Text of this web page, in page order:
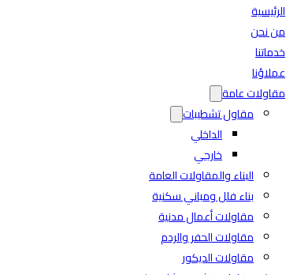
الرئيسية
من نحن
خدماتنا
عملاؤنا
مقاولات عامة
مقاول تشطيبات
الداخلي
خارجي
البناء والمقاولات العامة
بناء فلل ومباني سكنية
مقاولات أعمال مدنية
مقاولات الحفر والردم
مقاولات الديكور